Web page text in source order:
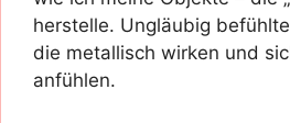
herstelle. Ungläubig
die metallisch wirken und
anfühlen.